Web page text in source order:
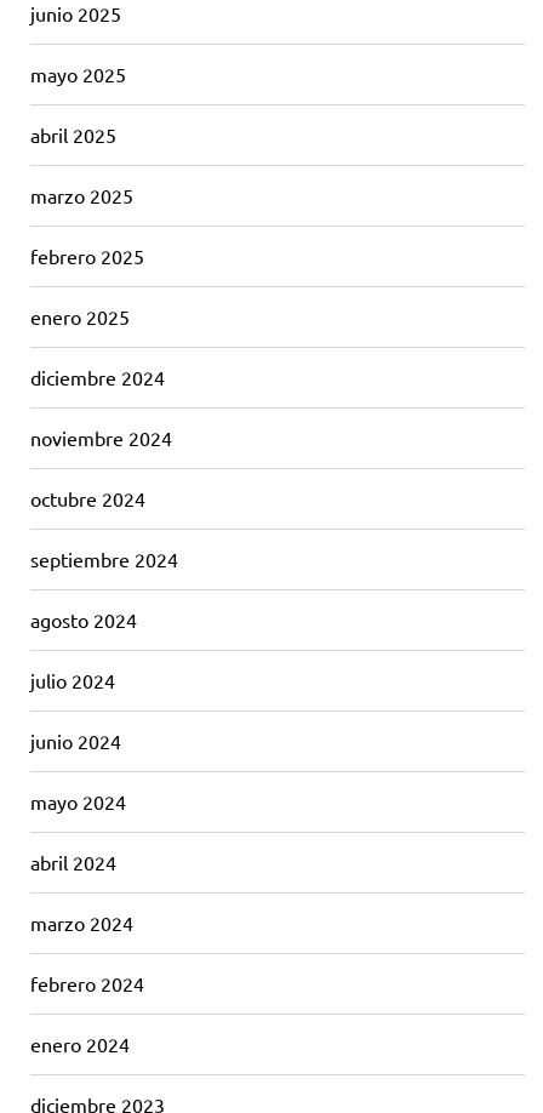
junio 2025
mayo 2025
abril 2025
marzo 2025
febrero 2025
enero 2025
diciembre 2024
noviembre 2024
octubre 2024
septiembre 2024
agosto 2024
julio 2024
junio 2024
mayo 2024
abril 2024
marzo 2024
febrero 2024
enero 2024
diciembre 2023